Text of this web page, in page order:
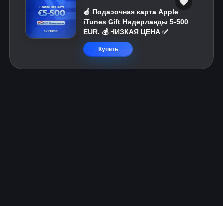
🍎 Подарочная карта Apple
iTunes Gift Нидерланды 5-500
EUR. 💰 НИЗКАЯ ЦЕНА ✅
Купить